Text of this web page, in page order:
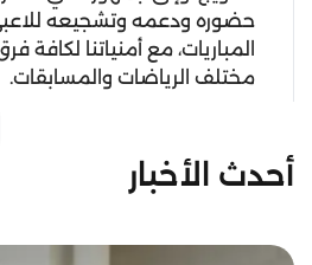
حضوره ودعمه وتشجيعه
المباريات، مع أمنياتنا لكافة
مختلف الرياضات والمسابقات.
أحدث الأخبار